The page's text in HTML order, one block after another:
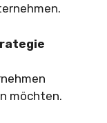
möchten.